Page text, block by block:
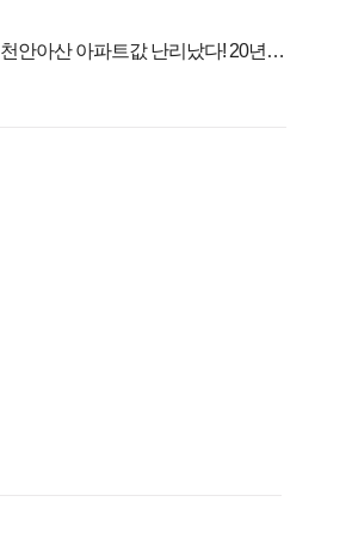
천안아산 아파트값 난리났다! 20년